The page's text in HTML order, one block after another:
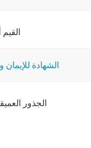
الشهادة
الجذور